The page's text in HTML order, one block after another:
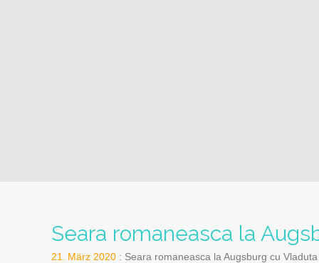
Seara romaneasca la
21 . März 2020 Seara romaneasca la Augsburg cu